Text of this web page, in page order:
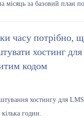
за базовий план
часу потрібно,
хостинг
кодом
хостингу для
годин.